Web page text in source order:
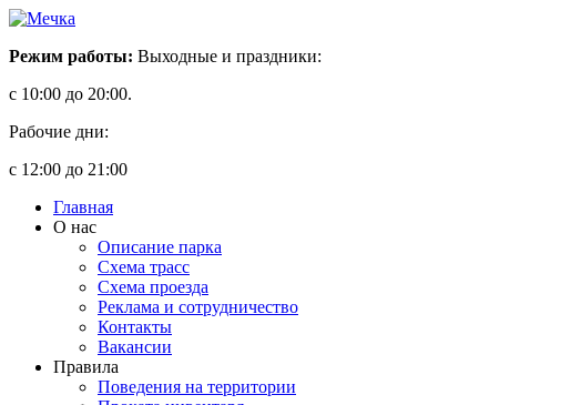
Режим работы: Выходные и праздники:
с 10:00 до 20:00.
Рабочие дни:
с 12:00 до 21:00
Главная
О нас
Описание парка
Схема трасс
Схема проезда
Реклама и сотрудничество
Контакты
Вакансии
Правила
Поведения на территории